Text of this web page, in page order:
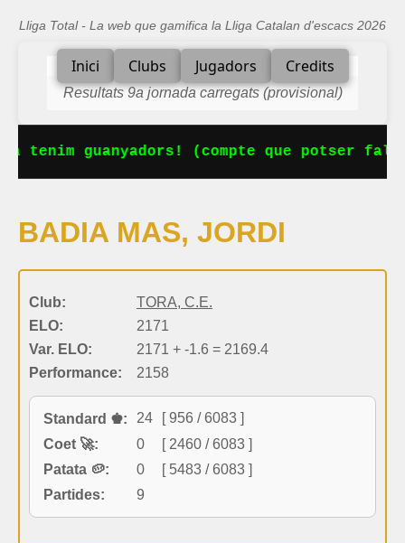
Lliga Total - La web que gamifica la Lliga Catalan d'escacs 2026
Inici Clubs Jugadors Credits
Resultats 9a jornada carregats (provisional)
tenim guanyadors! (compte que potser
BADIA MAS, JORDI
Club:
TORA, C.E.
ELO:
2171
Var. ELO:
2171 + -1.6 = 2169.4
Performance:
2158
Standard ♚: 24
[ 956 / 6083 ]
Coet 🚀:
0
[ 2460 / 6083 ]
Patata 🥔:
0
[ 5483 / 6083 ]
Partides:
9